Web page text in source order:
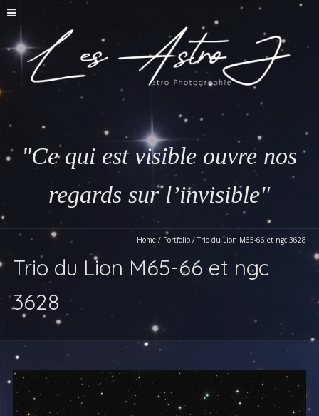
"Ce qui est visible ouvre nos
regards sur l’invisible"
Home / Portfolio /Trio du Lion M65-66 et ngc 3628
Trio du Lion M65-66 et ngc
3628